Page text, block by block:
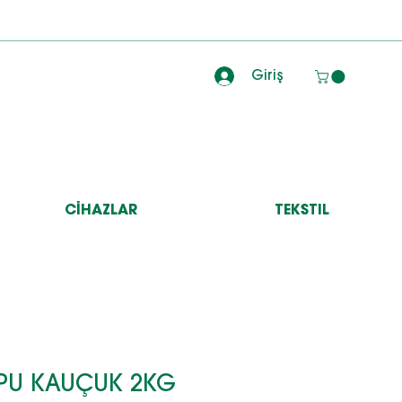
Giriş
CİHAZLAR TEKSTIL
KAUÇUK 2KG